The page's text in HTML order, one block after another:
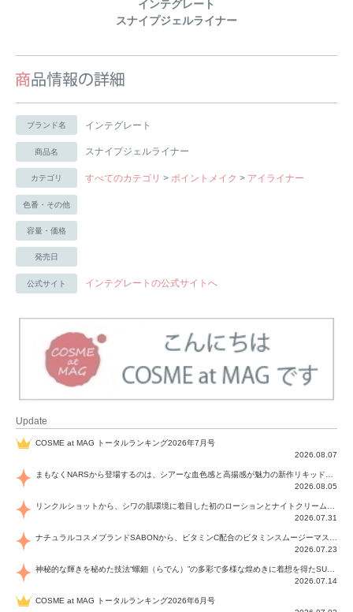
インテグレート
スナイプジェルライナー
ブランド名 インテグレート
商品名 スナイプジェルライナー
カテゴリ すべてのカテゴリ > ポイントメイク > アイライナー
色番・その他
容量・価格
発売日
公式サイト インテグレートの公式サイトへ
Update
COSME at MAG トータルランキング2026年7月号
2026.08.07
2026.08.05
2026.07.31
2026.07.23
2026.07.14
COSME at MAG トータルランキング2026年6月号